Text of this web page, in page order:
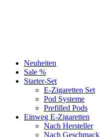
Neuheiten
Sale %
Starter-Set
E-Zigaretten Set
Pod Systeme
Prefilled Pods
Einweg E-Zigaretten
Nach Hersteller
Nach Geschmack